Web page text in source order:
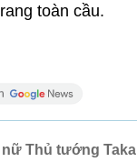
toàn cầu.
nữ Thủ tướng